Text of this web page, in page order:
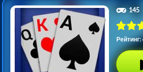
145
Рейтинг: